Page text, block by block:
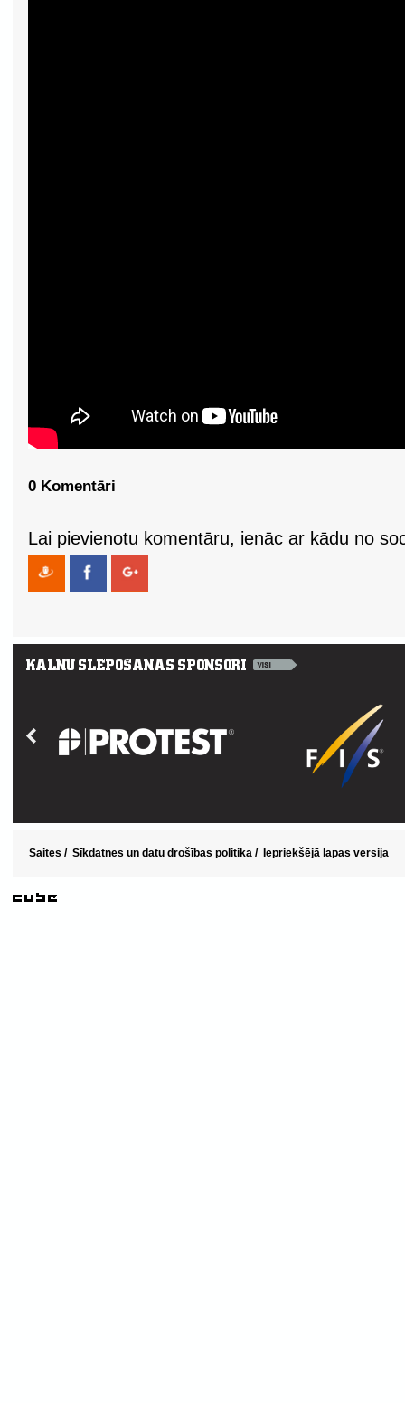
0 Komentāri
Lai pievienotu komentāru, ienāc ar kādu no
Saites / Sīkdatnes un datu drošības politika / Iepriekšējā lapas versija